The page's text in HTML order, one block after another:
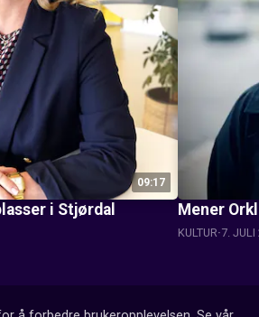
09:17
i Stjørdal Mener
KULTUR 7. JULI